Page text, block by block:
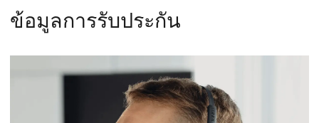
ข้อมูลการรับประกัน